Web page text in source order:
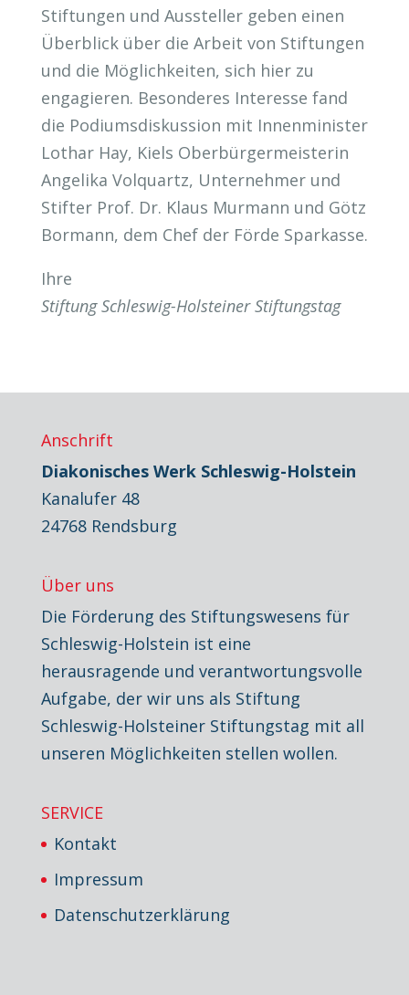
Stiftungen und Aussteller geben einen
Überblick über die Arbeit von Stiftungen
und die Möglichkeiten, sich hier zu
engagieren. Besonderes Interesse fand
die Podiumsdiskussion mit Innenminister
Lothar Hay, Kiels Oberbürgermeisterin
Angelika Volquartz, Unternehmer und
Stifter Prof. Dr. Klaus Murmann und Götz
Bormann, dem Chef der Förde Sparkasse.
Ihre
Stiftung Schleswig-Holsteiner Stiftungstag
Anschrift
Diakonisches Werk Schleswig-Holstein
Kanalufer 48
24768 Rendsburg
Über uns
Die Förderung des Stiftungswesens für
Schleswig-Holstein ist eine
herausragende und verantwortungsvolle
Aufgabe, der wir uns als Stiftung
Schleswig-Holsteiner Stiftungstag mit all
unseren Möglichkeiten stellen wollen.
SERVICE
Kontakt
Impressum
Datenschutzerklärung